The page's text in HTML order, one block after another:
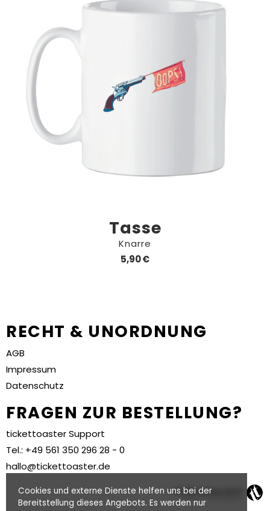
Tasse
Knarre
5,90 €
RECHT & UNORDNUNG
AGB
Impressum
Datenschutz
FRAGEN ZUR BESTELLUNG?
tickettoaster Support
Tel.: +49 561 350 296 28 - 0
hallo@tickettoaster.de
Cookies und externe Dienste helfen uns bei der
Bereitstellung dieses Angebots. Es werden nur